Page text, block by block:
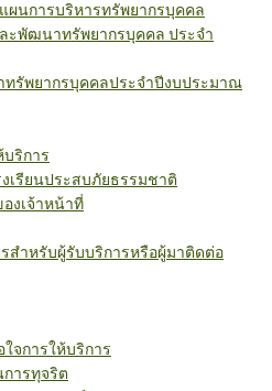
ผนการบริหารทรัพยากรบุคคล
พัฒนาทรัพยากรบุคคล ประจำ
รัพยากรบุคคลประจำปีงบประมาณ
ริการ
เรียนประสบภัยธรรมชาติ
งเจ้าหน้าที่
สำหรับผู้รับบริการหรือผู้มาติดต่อ
จการให้บริการ
การทุจริต